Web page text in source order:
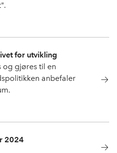
for utvikling
gjøres til en
anbefaler
2024